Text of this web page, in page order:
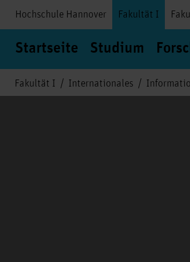
Hochschule Hannover Fakultät I
Startseite Studium
Fakultät I Internationales